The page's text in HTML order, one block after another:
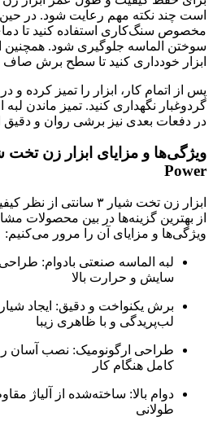
است چند نکته مهم رعایت شود. در حین
مخصوص سنگ‌کاری استفاده کنید تا
سوختن الماسه جلوگیری شود. همچنین
ابزار خودداری کنید تا سطح برش صاف
پس از اتمام کار، ابزار را تمیز کرده
گردوغبار نگهداری کنید. تمیز ماندن
در دفعات بعدی نیز برشی روان و دقیق
Power
ابزار زن تخت شیار ۳
از بهترین گزینه‌ها در بین محصولات
ویژگی‌ها و مزایای آن را مرور می‌کنیم:
لبه الماسه صنعتی بادوام:
سایش و حرارت بالا
برش یکنواخت و دقیق: ایجاد
لب‌پریدگی و با ظاهری زیبا
طراحی ارگونومیک: نصب آسان
کامل هنگام کار
دوام بالا: ساخته‌شده از آلیاژ
طولانی